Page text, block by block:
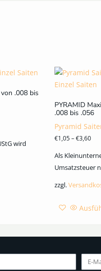
.008 bis
wird
PYRAMID
.008 bis .056
Pyramid
€1,05–€3,60
Als
Umsatzsteuer
zzgl.